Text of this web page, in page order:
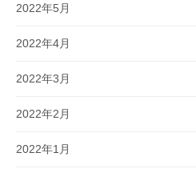
2022年5月
2022年4月
2022年3月
2022年2月
2022年1月